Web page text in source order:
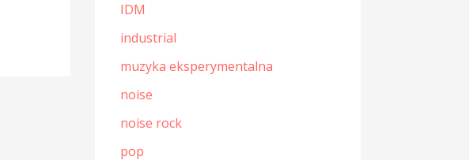
IDM
industrial
muzyka eksperymentalna
noise
noise rock
pop